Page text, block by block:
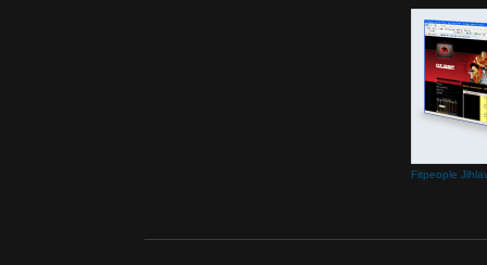
Fitpeople